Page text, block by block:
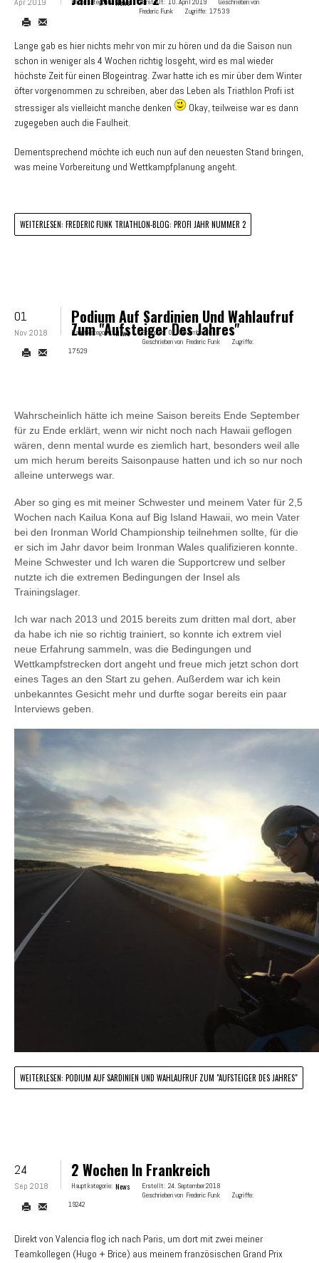
News
Frederic Funk
Zugriffe: 17539
Lange gab es hier nichts mehr von mir zu hören und da die Saison nun
schon in weniger als 4 Wochen richtig losgeht, wird es mal wieder
höchste Zeit für einen Blogeintrag. Zwar hatte ich es mir über dem Winter
öfter vorgenommen zu schreiben, aber das Leben als Triathlon Profi ist
stressiger als vielleicht manche denken
Okay, teilweise war es dann
zugegeben auch die Faulheit.
Dementsprechend möchte ich euch nun auf den neuesten Stand bringen,
was meine Vorbereitung und Wettkampfplanung angeht.
WEITERLESEN: FREDERIC FUNK TRIATHLON-BLOG: PROFI JAHR NUMMER 2
01
Nov 2018
Podium Auf Sardinien Und Wahlaufruf
Zum "Aufsteiger Des Jahres"
Hauptkategorie: News Erstellt:
01. November 2018
Geschrieben von Frederic Funk
Zugriffe:
17529
Wahrscheinlich hätte ich meine Saison bereits Ende September
für zu Ende erklärt, wenn wir nicht noch nach Hawaii geflogen
wären, denn mental wurde es ziemlich hart, besonders weil alle
um mich herum bereits Saisonpause hatten und ich so nur noch
alleine unterwegs war.
Aber so ging es mit meiner Schwester und meinem Vater für 2,5
Wochen nach Kailua Kona auf Big Island Hawaii, wo mein Vater
bei den Ironman World Championship teilnehmen sollte, für die
er sich im Jahr davor beim Ironman Wales qualifizieren konnte.
Meine Schwester und Ich waren die Supportcrew und selber
nutzte ich die extremen Bedingungen der Insel als
Trainingslager.
Ich war nach 2013 und 2015 bereits zum dritten mal dort, aber
da habe ich nie so richtig trainiert, so konnte ich extrem viel
neue Erfahrung sammeln, was die Bedingungen und
Wettkampfstrecken dort angeht und freue mich jetzt schon dort
eines Tages an den Start zu gehen. Außerdem war ich kein
unbekanntes Gesicht mehr und durfte sogar bereits ein paar
Interviews geben.
WEITERLESEN: PODIUM AUF SARDINIEN UND WAHLAUFRUF ZUM "AUFSTEIGER DES JAHRES"
24
Sep 2018
2 Wochen In Frankreich
Hauptkategorie: News Erstellt: 24. September 2018
Geschrieben von Frederic Funk
Zugriffe:
19242
Direkt von Valencia flog ich nach Paris, um dort mit zwei meiner
Teamkollegen (Hugo + Brice) aus meinem französischen Grand Prix